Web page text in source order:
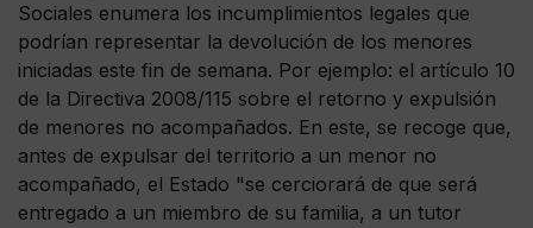
Sociales enumera los incumplimientos legales que
podrían representar la devolución de los menores
iniciadas este fin de semana. Por ejemplo: el artículo 10
de la Directiva 2008/115 sobre el retorno y expulsión
de menores no acompañados. En este, se recoge que,
antes de expulsar del territorio a un menor no
acompañado, el Estado "se cerciorará de que será
entregado a un miembro de su familia, a un tutor